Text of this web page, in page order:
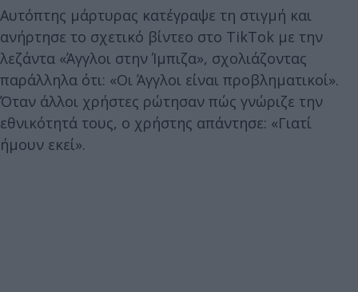
Αυτόπτης μάρτυρας κατέγραψε τη στιγμή και
ανήρτησε το σχετικό βίντεο στο TikTok με την
λεζάντα «Άγγλοι στην Ίμπιζα», σχολιάζοντας
παράλληλα ότι: «Οι Άγγλοι είναι προβληματικοί».
Όταν άλλοι χρήστες ρώτησαν πώς γνώριζε την
εθνικότητά τους, ο χρήστης απάντησε: «Γιατί
ήμουν εκεί».